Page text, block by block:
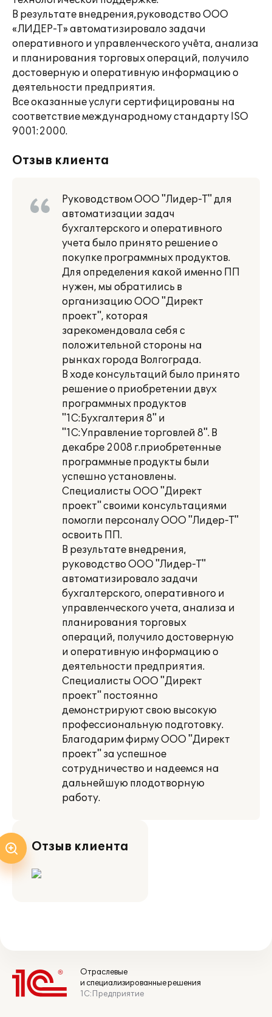
В результате внедрения,руководство ООО
«ЛИДЕР-Т» автоматизировало задачи
оперативного и управленческого учёта, анализа
и планирования торговых операций, получило
достоверную и оперативную информацию о
деятельности предприятия.
Все оказанные услуги сертифицированы на
соответствие международному стандарту ISO
9001:2000.
Отзыв клиента
Руководством ООО "Лидер-Т" для
автоматизации задач
бухгалтерского и оперативного
учета было принято решение о
покупке программных продуктов.
Для определения какой именно ПП
нужен, мы обратились в
организацию ООО "Директ
проект", которая
зарекомендовала себя с
положительной стороны на
рынках города Волгограда.
В ходе консультаций было принято
решение о приобретении двух
программных продуктов
"1С:Бухгалтерия 8" и
"1С:Управление торговлей 8". В
декабре 2008 г.приобретенные
программные продукты были
успешно установлены.
Специалисты ООО "Директ
проект" своими консультациями
помогли персоналу ООО "Лидер-Т"
освоить ПП.
В результате внедрения,
руководство ООО "Лидер-Т"
автоматизировало задачи
бухгалтерского, оперативного и
управленческого учета, анализа и
планирования торговых
операций, получило достоверную
и оперативную информацию о
деятельности предприятия.
Специалисты ООО "Директ
проект" постоянно
демонстрируют свою высокую
профессиональную подготовку.
Благодарим фирму ООО "Директ
проект" за успешное
сотрудничество и надеемся на
дальнейшую плодотворную
работу.
Отзыв клиента
Отраслевые
и специализированные решения
1С:Предприятие